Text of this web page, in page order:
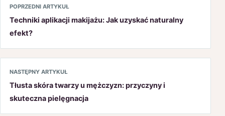
POPRZEDNI ARTYKUŁ
Techniki aplikacji makijażu: Jak uzyskać naturalny
efekt?
NASTĘPNY ARTYKUŁ
Tłusta skóra twarzy u mężczyzn: przyczyny i
skuteczna pielęgnacja